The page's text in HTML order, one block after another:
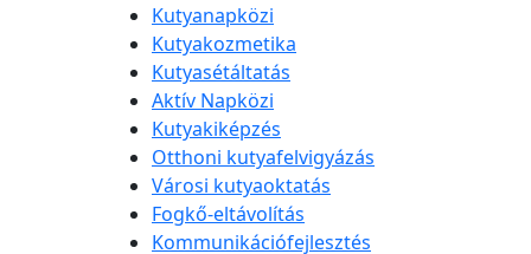
Kutyanapközi
Kutyakozmetika
Kutyasétáltatás
Aktív Napközi
Kutyakiképzés
Otthoni kutyafelvigyázás
Városi kutyaoktatás
Fogkő-eltávolítás
Kommunikációfejlesztés